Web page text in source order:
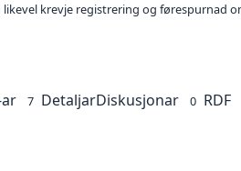
krevje registrering og førespurnad
7 DetaljarDiskusjonar 0 RDF